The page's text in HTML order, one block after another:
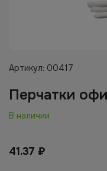
Артикул: 00417
Перчатки
В наличии
41.37 ₽